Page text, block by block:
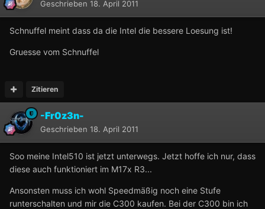
Geschrieben 18. April 2011
Schnuffel meint dass da die Intel die bessere Loesung ist!
Gruesse vom Schnuffel
Zitieren
-Fr0z3n-
Geschrieben 18. April 2011
Soo meine Intel510 ist jetzt unterwegs. Jetzt hoffe ich nur, dass
diese auch funktioniert im M17x R3...
Ansonsten muss ich wohl Speedmäßig noch eine Stufe
runterschalten und mir die C300 kaufen. Bei der C300 bin ich